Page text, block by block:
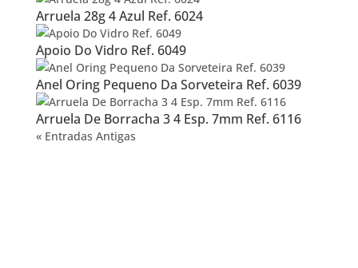
Arruela 28g 4 Azul Ref. 6024
Apoio Do Vidro Ref. 6049
Anel Oring Pequeno Da Sorveteira Ref. 6039
Arruela De Borracha 3 4 Esp. 7mm Ref. 6116
« Entradas Antigas